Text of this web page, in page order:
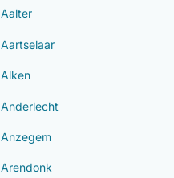
Aalter
Aartselaar
Alken
Anderlecht
Anzegem
Arendonk